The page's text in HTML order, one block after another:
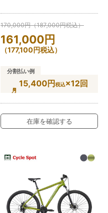
170,000円（187,000円税込）
161,000円
（177,100円税込）
分割払い例
15,400円税込×12回
在庫を確認する